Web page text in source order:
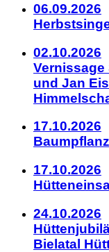
06.09.2026
02.10.2026
und Jan
17.10.2026
17.10.2026
24.10.2026
Bielatal